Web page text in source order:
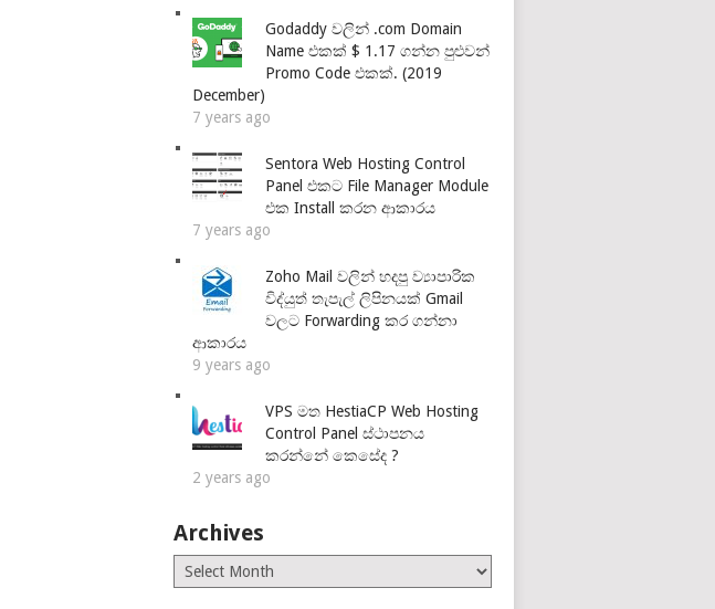
Godaddy වලින් .com Domain
Name එකක් $ 1.17 ගන්න පුළුවන්
Promo Code එකක්. (2019
December)
7 years ago
Sentora Web Hosting Control
Panel එකට File Manager Module
එක Install කරන ආකාරය
7 years ago
Zoho Mail වලින් හදපු ව්‍යාපාරික
විද්යුත් තැපැල් ලිපිනයක් Gmail
වලට Forwarding කර ගන්නා
ආකාරය
9 years ago
VPS මත HestiaCP Web Hosting
Control Panel ස්ථාපනය
කරන්නේ කෙසේද ?
2 years ago
Archives
Archives